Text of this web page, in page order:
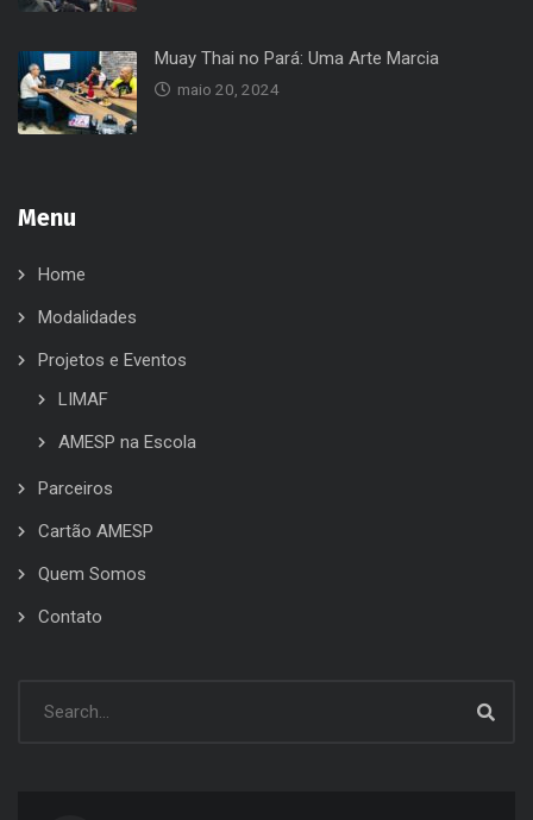
Muay Thai no Pará: Uma Arte Marcia
maio 20, 2024
Menu
Home
Modalidades
Projetos e Eventos
LIMAF
AMESP na Escola
Parceiros
Cartão AMESP
Quem Somos
Contato